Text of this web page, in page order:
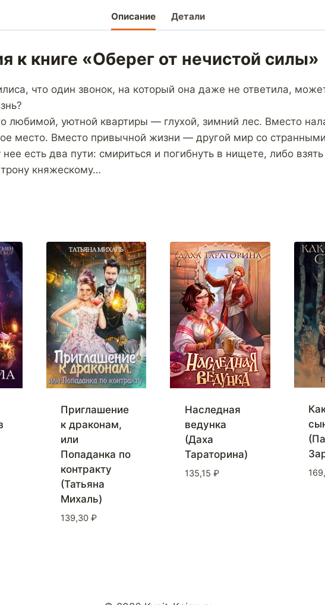
Описание Детали
к книге «Оберег от нечистой силы»
что один звонок, на который она даже не ответила,
любимой, уютной квартиры — глухой, зимний лес. Вместо
место. Вместо привычной жизни — другой мир со
нее есть два пути: смириться и погибнуть в нищете, либо
княжескому…
Приглашение
к драконам,
или
Попаданка по
контракту
(Татьяна
Михаль)
139,30 ₽
Наследная
ведунка
(Даха
Тараторина)
135,15 ₽